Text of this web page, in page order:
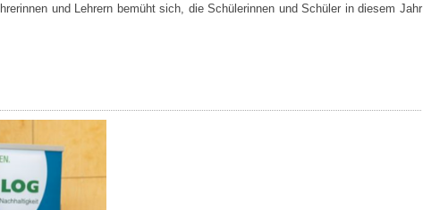
und Lehrern bemüht sich, die Schülerinnen und Schüler in diesem Jahr